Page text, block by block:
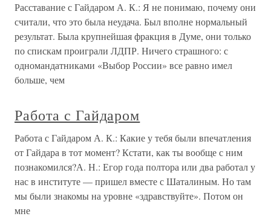
Расставание с Гайдаром А. К.: Я не понимаю, почему они
считали, что это была неудача. Был вполне нормальный
результат. Была крупнейшая фракция в Думе, они только
по спискам проиграли ЛДПР. Ничего страшного: с
одномандатниками «Выбор России» все равно имел
больше, чем
Работа с Гайдаром
Работа с Гайдаром А. К.: Какие у тебя были впечатления
от Гайдара в тот момент? Кстати, как ты вообще с ним
познакомился?А. Н.: Егор года полтора или два работал у
нас в институте — пришел вместе с Шаталиным. Но там
мы были знакомы на уровне «здравствуйте». Потом он
мне